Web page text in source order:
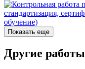
Показать еще
Другие работы